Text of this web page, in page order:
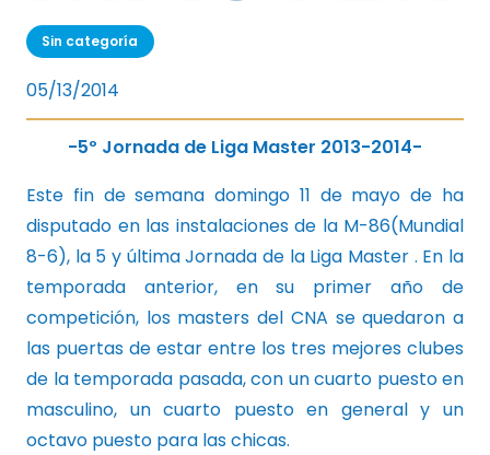
Sin categoría
05/13/2014
-5º Jornada de Liga Master 2013-2014-
Este fin de semana domingo 11 de mayo de ha
disputado en las instalaciones de la M-86(Mundial
8-6), la 5 y última Jornada de la Liga Master . En la
temporada anterior, en su primer año de
competición, los masters del CNA se quedaron a
las puertas de estar entre los tres mejores clubes
de la temporada pasada, con un cuarto puesto en
masculino, un cuarto puesto en general y un
octavo puesto para las chicas.